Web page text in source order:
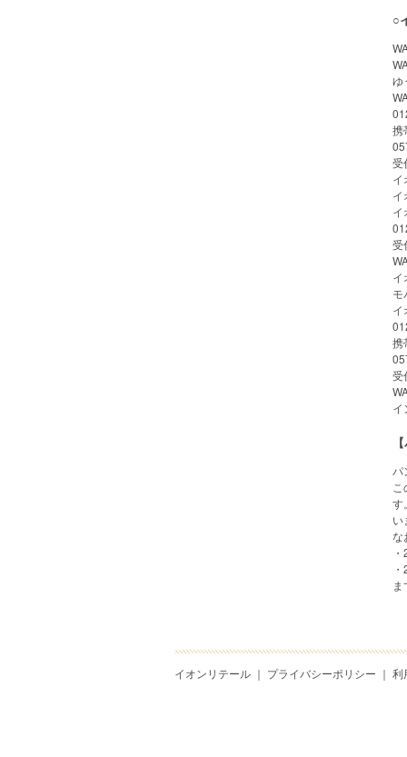
○
ゆ
携
受
イ
イ
イ
受
イ
モ
イ
携
受
イ
パ
す
い
な
イオンリテール ｜ プライバシーポリシー ｜ 利